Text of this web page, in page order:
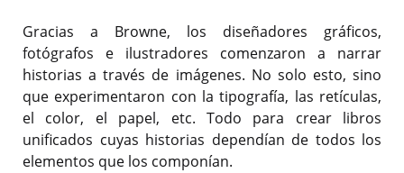
Gracias a Browne, los diseñadores gráficos,
fotógrafos e ilustradores comenzaron a narrar
historias a través de imágenes. No solo esto, sino
que experimentaron con la tipografía, las retículas,
el color, el papel, etc. Todo para crear libros
unificados cuyas historias dependían de todos los
elementos que los componían.